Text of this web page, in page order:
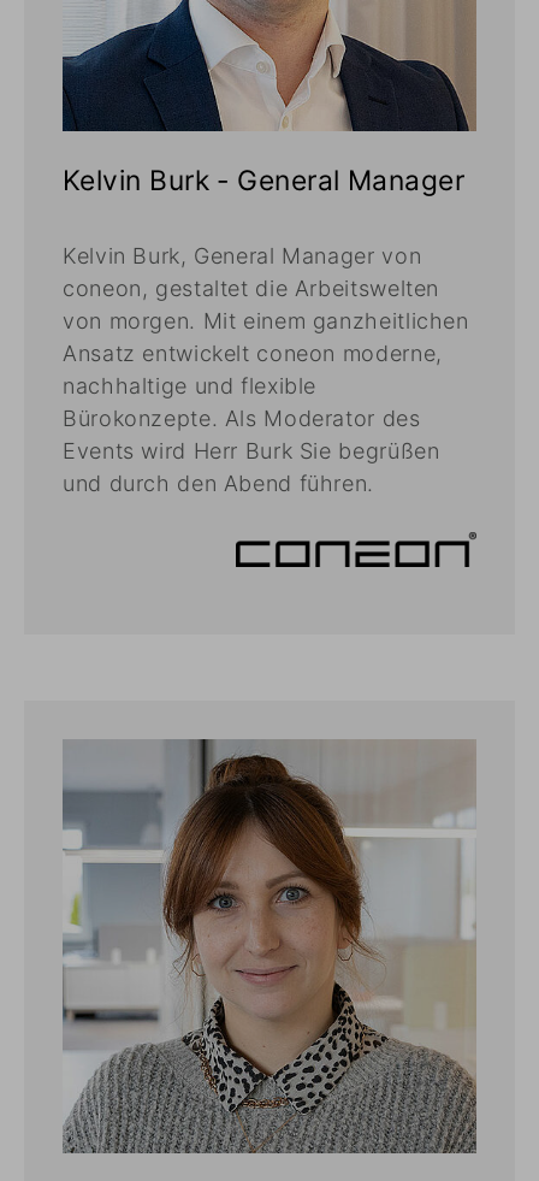
Kelvin Burk - General Manager
Kelvin Burk, General Manager von
coneon, gestaltet die Arbeitswelten
von morgen. Mit einem ganzheitlichen
Ansatz entwickelt coneon moderne,
nachhaltige und flexible
Bürokonzepte. Als Moderator des
Events wird Herr Burk Sie begrüßen
und durch den Abend führen.